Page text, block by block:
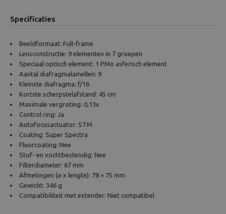
Specificaties
Beeldformaat: Full-frame
Lensconstructie: 9 elementen in 7 groepen
Speciaal optisch element: 1 PMo asferisch element
Aantal diafragmalamellen: 9
Kleinste diafragma: f/16
Kortste scherpstelafstand: 45 cm
Maximale vergroting: 0,13x
Control ring: Ja
Autofocusactuator: STM
Coating: Super Spectra
Fluorcoating: Nee
Stof- en vochtbestendig: Nee
Filterdiameter: 67 mm
Afmetingen (⌀ x lengte): 78 × 75 mm
Gewicht: 346 g
Compatibiliteit met extender: Niet compatibel